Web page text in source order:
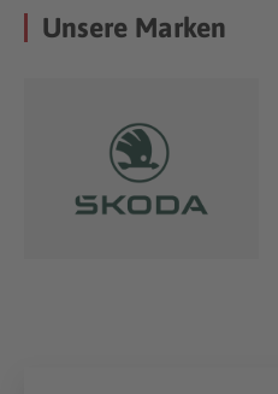
Unsere Marken